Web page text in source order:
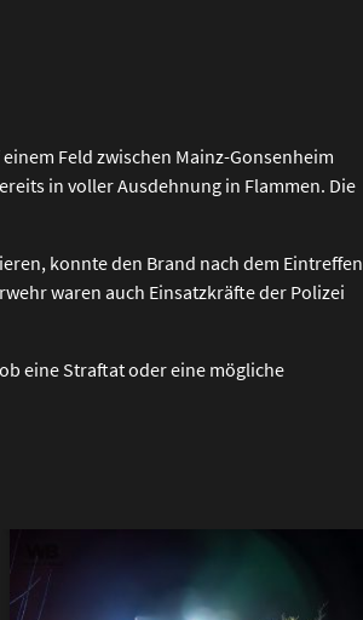
Feld zwischen Mainz-Gonsenheim
in voller Ausdehnung in Flammen. Die
konnte den Brand nach dem Eintreffen
waren auch Einsatzkräfte der Polizei
eine Straftat oder eine mögliche